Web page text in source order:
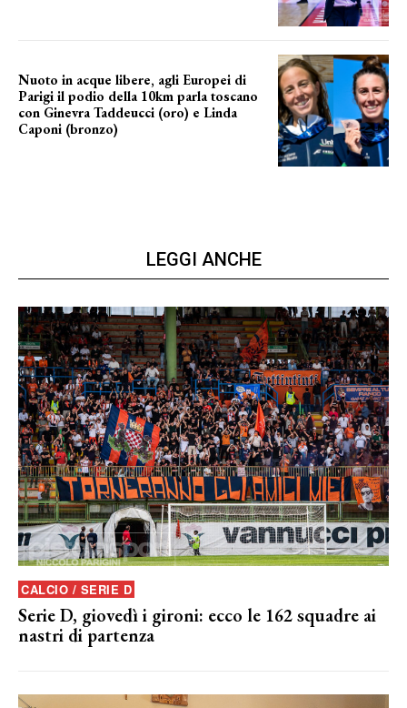
Nuoto in acque libere, agli Europei di
Parigi il podio della 10km parla toscano
con Ginevra Taddeucci (oro) e Linda
Caponi (bronzo)
LEGGI ANCHE
CALCIO / SERIE D
Serie D, giovedì i gironi: ecco le 162 squadre ai
nastri di partenza